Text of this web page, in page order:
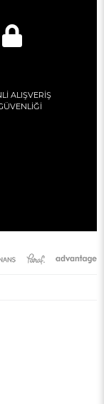
ALIŞVERİŞ